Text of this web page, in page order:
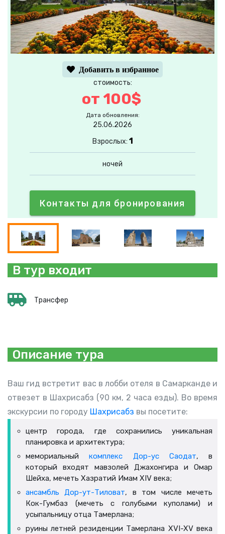
Добавить в избранное
стоимость:
от 100$
Дата обновления:
25.06.2026
Взрослых: 1
ночей
Контакты для бронирования
В тур входит
Трансфер
Описание тура
Ваш гид встретит вас в лобби отеля в Самарканде и
отвезет в Шахрисабз (90 км, 2 часа езды). Во время
экскурсии по городу Шахрисабз вы посетите:
центр города, где сохранились уникальная
планировка и архитектура;
мемориальныйкомплекс Дор-ус Саодат, в
который входят мавзолей Джахонгира и Омар
Шейха, мечеть Хазратий Имам XIV века;
ансамбль Дор-ут-Тиловат, в том числе мечеть
Кок-Гумбаз (мечеть с голубыми куполами) и
усыпальницу отца Тамерлана;
руины летней резиденции Тамерлана XVI-XV века